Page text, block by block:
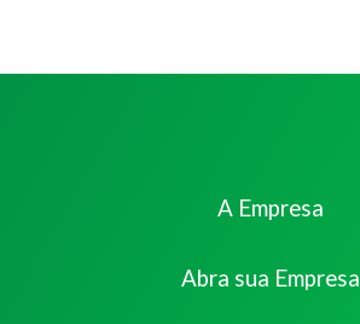
A Empresa
Abra sua Empresa